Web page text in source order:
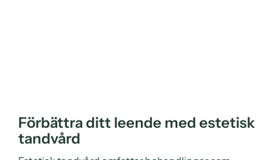
Förbättra ditt leende med estetisk
tandvård